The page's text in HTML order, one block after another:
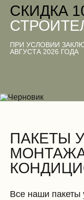
Двери
Вентиляционные
CКИДКА
ПРИ УСЛОВИИ
АВГУСТА 2026 ГОДА
ПАКЕТЫ
Все наши пакеты